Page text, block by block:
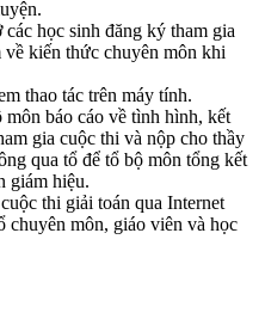
học sinh đăng ký tham gia
kiến thức chuyên môn khi
thao tác trên máy tính.
báo cáo về tình hình, kết
gia cuộc thi và nộp cho thầy
qua tổ để tổ bộ môn tổng kết
giám hiệu.
thi giải toán qua Internet
chuyên môn, giáo viên và học